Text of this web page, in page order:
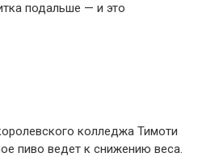
подальше — и это
колледжа Тимоти
пиво ведет к снижению веса.